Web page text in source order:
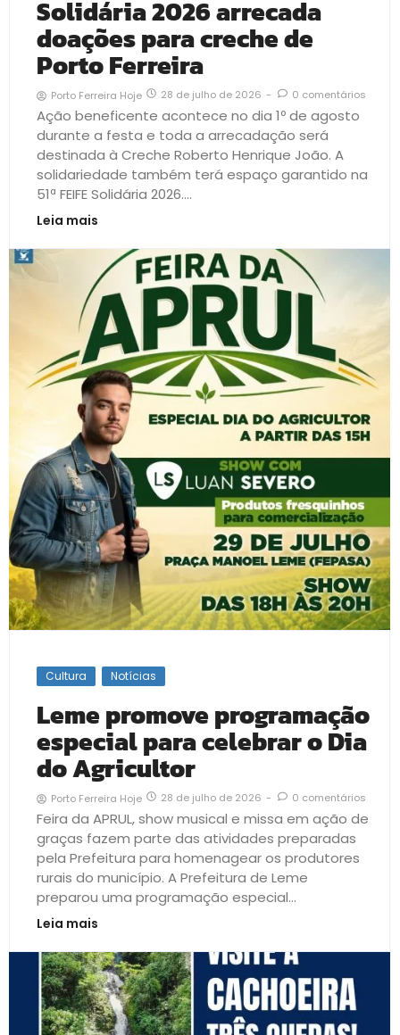
Solidária 2026 arrecada
doações para creche de
Porto Ferreira
Porto Ferreira Hoje 28 de julho de 2026 - 0 comentários
Ação beneficente acontece no dia 1º de agosto
durante a festa e toda a arrecadação será
destinada à Creche Roberto Henrique João. A
solidariedade também terá espaço garantido na
51ª FEIFE Solidária 2026....
Leia mais
Cultura Notícias
Leme promove programação
especial para celebrar o Dia
do Agricultor
Porto Ferreira Hoje 28 de julho de 2026 - 0 comentários
Feira da APRUL, show musical e missa em ação de
graças fazem parte das atividades preparadas
pela Prefeitura para homenagear os produtores
rurais do município. A Prefeitura de Leme
preparou uma programação especial...
Leia mais